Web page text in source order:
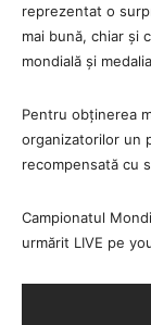
reprezentat o
mai bună, chiar și
mondială și
Pentru obținerea
organizatorilor un
recompensată cu
Campionatul
urmărit LIVE pe